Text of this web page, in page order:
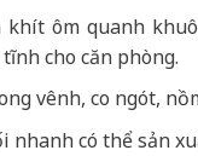
ôm quanh
cho căn phòng.
vênh, co ngót,
nhanh có thể sản